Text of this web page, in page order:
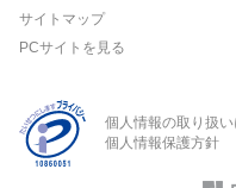
サイトマップ
PCサイトを見る
個人情報の取り扱
個人情報保護方針